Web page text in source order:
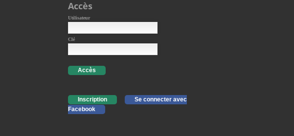
Accès
Utilisateur
Clé
Accès
Inscription
Se connecter avec
Facebook